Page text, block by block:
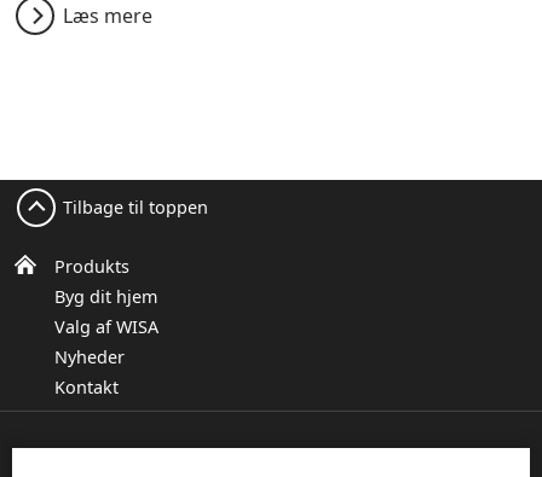
Læs mere
Produkts
Byg dit hjem
Valg af WISA
Nyheder
Kontakt
Tilbage til toppen